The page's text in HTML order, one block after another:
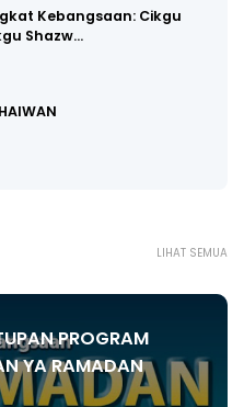
Kebangsaan: Cikgu
Shazw…
LIHAT SEMUA
PROGRAM
YA RAMADAN